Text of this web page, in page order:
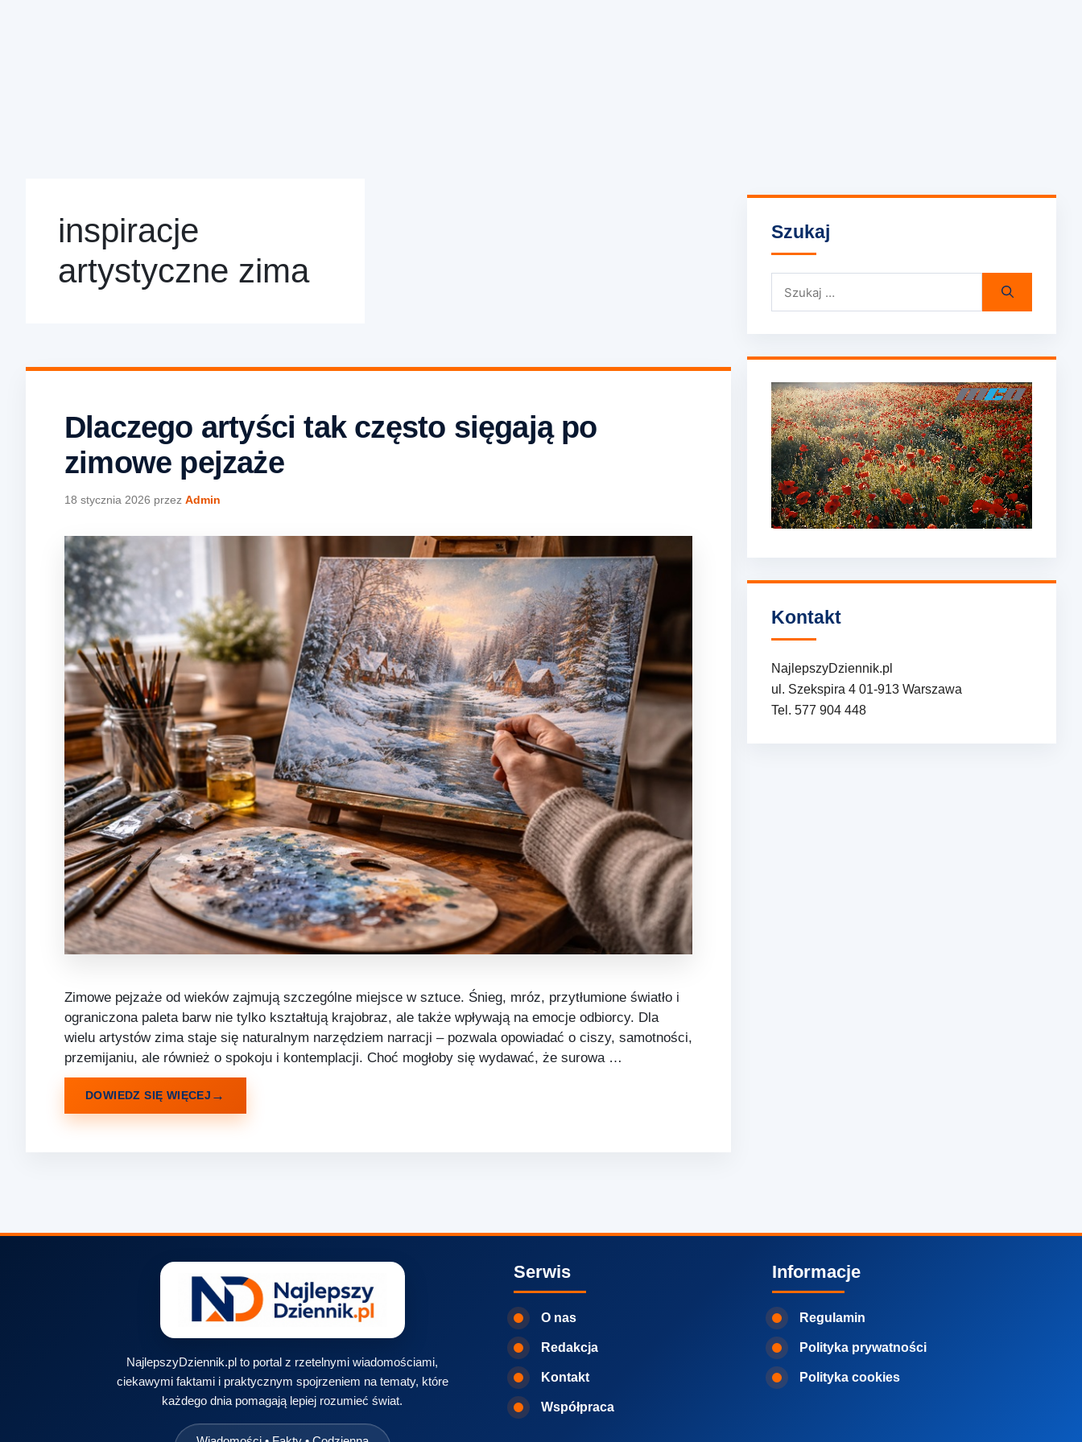
inspiracje
artystyczne zima
Dlaczego artyści tak często sięgają po
zimowe pejzaże
18 stycznia 2026 przez Admin
Zimowe pejzaże od wieków zajmują szczególne miejsce w sztuce. Śnieg, mróz, przytłumione światło i
ograniczona paleta barw nie tylko kształtują krajobraz, ale także wpływają na emocje odbiorcy. Dla
wielu artystów zima staje się naturalnym narzędziem narracji – pozwala opowiadać o ciszy, samotności,
przemijaniu, ale również o spokoju i kontemplacji. Choć mogłoby się wydawać, że surowa …
DOWIEDZ SIĘ WIĘCEJ
Szukaj
Kontakt
NajlepszyDziennik.pl
ul. Szekspira 4 01-913 Warszawa
Tel. 577 904 448
NajlepszyDziennik.pl to portal z rzetelnymi wiadomościami,
ciekawymi faktami i praktycznym spojrzeniem na tematy, które
każdego dnia pomagają lepiej rozumieć świat.
Serwis
O nas
Redakcja
Kontakt
Współpraca
Informacje
Regulamin
Polityka prywatności
Polityka cookies